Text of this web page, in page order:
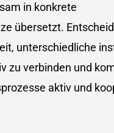
in konkrete
übersetzt.
unterschiedliche
zu verbinden und
aktiv und